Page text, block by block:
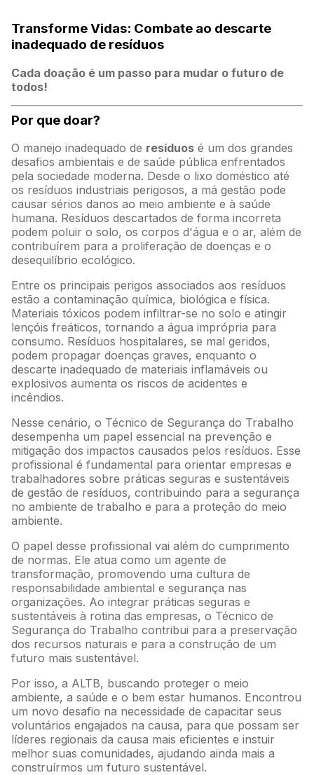
Transforme Vidas: Combate ao descarte
inadequado de resíduos
Cada doação é um passo para mudar o futuro de
todos!
Por que doar?
O manejo inadequado de resíduos é um dos grandes
desafios ambientais e de saúde pública enfrentados
pela sociedade moderna. Desde o lixo doméstico até
os resíduos industriais perigosos, a má gestão pode
causar sérios danos ao meio ambiente e à saúde
humana. Resíduos descartados de forma incorreta
podem poluir o solo, os corpos d'água e o ar, além de
contribuírem para a proliferação de doenças e o
desequilíbrio ecológico.
Entre os principais perigos associados aos resíduos
estão a contaminação química, biológica e física.
Materiais tóxicos podem infiltrar-se no solo e atingir
lençóis freáticos, tornando a água imprópria para
consumo. Resíduos hospitalares, se mal geridos,
podem propagar doenças graves, enquanto o
descarte inadequado de materiais inflamáveis ou
explosivos aumenta os riscos de acidentes e
incêndios.
Nesse cenário, o Técnico de Segurança do Trabalho
desempenha um papel essencial na prevenção e
mitigação dos impactos causados pelos resíduos. Esse
profissional é fundamental para orientar empresas e
trabalhadores sobre práticas seguras e sustentáveis
de gestão de resíduos, contribuindo para a segurança
no ambiente de trabalho e para a proteção do meio
ambiente.
O papel desse profissional vai além do cumprimento
de normas. Ele atua como um agente de
transformação, promovendo uma cultura de
responsabilidade ambiental e segurança nas
organizações. Ao integrar práticas seguras e
sustentáveis à rotina das empresas, o Técnico de
Segurança do Trabalho contribui para a preservação
dos recursos naturais e para a construção de um
futuro mais sustentável.
Por isso, a ALTB, buscando proteger o meio
ambiente, a saúde e o bem estar humanos. Encontrou
um novo desafio na necessidade de capacitar seus
voluntários engajados na causa, para que possam ser
líderes regionais da causa mais eficientes e instuir
melhor suas comunidades, ajudando ainda mais a
construírmos um futuro sustentável.